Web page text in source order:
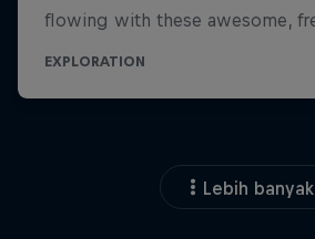
Lebih banyak